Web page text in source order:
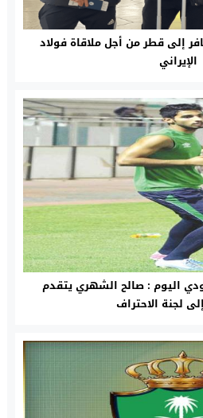
إلى قطر من أجل ملاقاة فولاد
الإيراني
اليوم : صالح الشهري يتقدم
لجنة الاحتراف